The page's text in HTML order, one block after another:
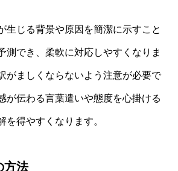
生じる背景や原因を簡潔に示すこと
測でき、柔軟に対応しやすくなりま
がましくならないよう注意が必要で
が伝わる言葉遣いや態度を心掛ける
を得やすくなります。
方法